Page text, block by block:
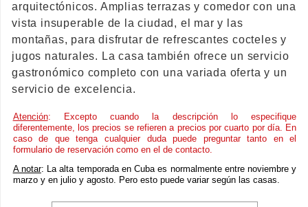
arquitectónicos. Amplias terrazas y comedor con una
vista insuperable de la ciudad, el mar y las
montañas, para disfrutar de refrescantes cocteles y
jugos naturales. La casa también ofrece un servicio
gastronómico completo con una variada oferta y un
servicio de excelencia.
Atención: Excepto cuando la descripción lo especifique
diferentemente, los precios se refieren a precios por cuarto por día. En
caso de que tenga cualquier duda puede preguntar tanto en el
formulario de reservación como en el de contacto.
A notar: La alta temporada en Cuba es normalmente entre noviembre y
marzo y en julio y agosto. Pero esto puede variar según las casas.